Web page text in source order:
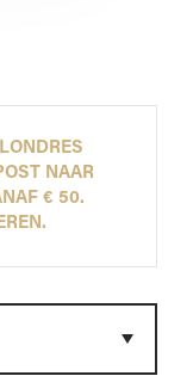
NAAR
€ 50.